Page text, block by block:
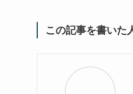
この記事を書いた